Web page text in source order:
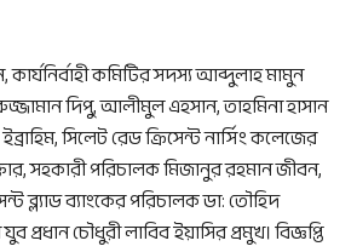
কমিটির সদস্য আব্দুলাহ মামুন
দিপু, আলীমুল এহসান, তাহমিনা হাসান
সিলেট রেড ক্রিসেন্ট নার্সিং কলেজের
সহকারী পরিচালক মিজানুর রহমান জীবন,
ব্ল্যাড ব্যাংকের পরিচালক ডা: তৌহিদ
প্রধান চৌধুরী লাবিব ইয়াসির প্রমুখ। বিজ্ঞপ্তি